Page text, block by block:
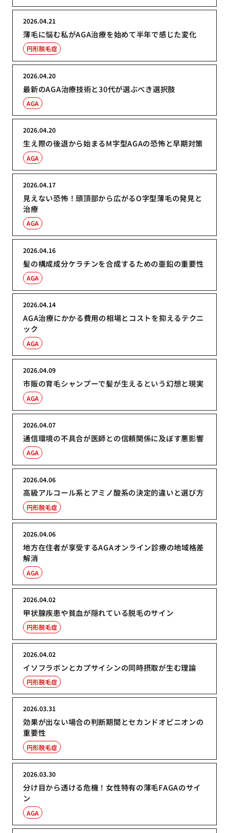
薄毛に悩む私がAGA治療を始めて半年で感じた変化
2026.04.21
円形脱毛症
最新のAGA治療技術と30代が選ぶべき選択肢
2026.04.20
AGA
生え際の後退から始まるM字型AGAの恐怖と早期対策
2026.04.20
AGA
見えない恐怖！頭頂部から広がるO字型薄毛の発見と
治療
2026.04.17
AGA
髪の構成成分ケラチンを合成するための亜鉛の重要性
2026.04.16
AGA
AGA治療にかかる費用の相場とコストを抑えるテクニ
ック
2026.04.14
AGA
市販の育毛シャンプーで髪が生えるという幻想と現実
2026.04.09
AGA
通信環境の不具合が医師との信頼関係に及ぼす悪影響
2026.04.07
AGA
高級アルコール系とアミノ酸系の決定的違いと選び方
2026.04.06
円形脱毛症
地方在住者が享受するAGAオンライン診療の地域格差
解消
2026.04.06
AGA
甲状腺疾患や貧血が隠れている脱毛のサイン
2026.04.02
円形脱毛症
イソフラボンとカプサイシンの同時摂取が生む理論
2026.04.02
円形脱毛症
効果が出ない場合の判断期間とセカンドオピニオンの
重要性
2026.03.31
円形脱毛症
分け目から透ける危機！女性特有の薄毛FAGAのサイ
ン
2026.03.30
AGA